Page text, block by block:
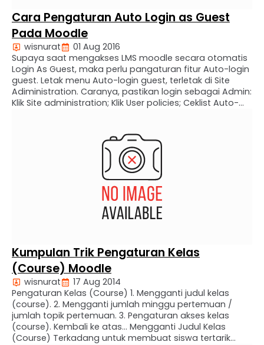
Cara Pengaturan Auto Login as Guest
Pada Moodle
wisnurat
01 Aug 2016
Supaya saat mengakses LMS moodle secara otomatis
Login As Guest, maka perlu pangaturan fitur Auto-login
guest. Letak menu Auto-login guest, terletak di Site
Adiministration. Caranya, pastikan login sebagai Admin:
Klik Site administration; Klik User policies; Ceklist Auto-
Kumpulan Trik Pengaturan Kelas
(Course) Moodle
wisnurat
17 Aug 2014
Pengaturan Kelas (Course) 1. Mengganti judul kelas
(course). 2. Mengganti jumlah minggu pertemuan /
jumlah topik pertemuan. 3. Pengaturan akses kelas
(course). Kembali ke atas… Mengganti Judul Kelas
(Course) Terkadang untuk membuat siswa tertarik